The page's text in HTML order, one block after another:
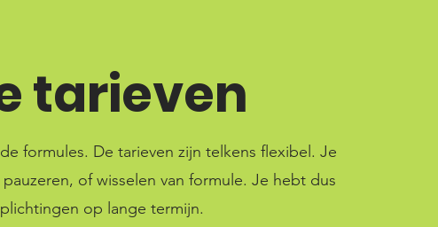
tarieven
formules. De tarieven zijn telkens flexibel. Je
of wisselen van formule. Je hebt dus
op lange termijn.